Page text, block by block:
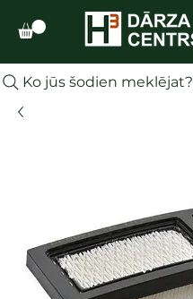
Ko jūs šodien meklējat?